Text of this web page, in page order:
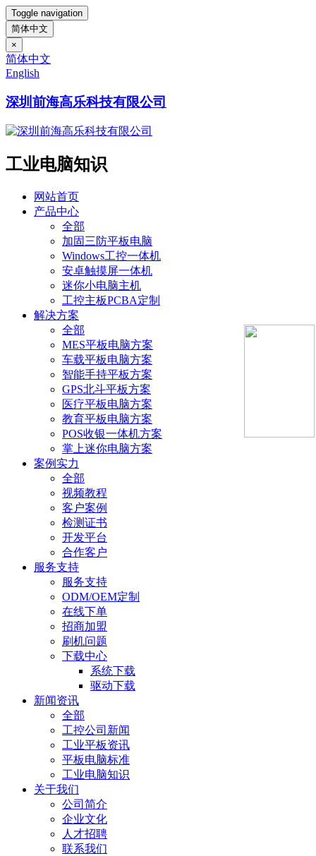
Toggle navigation
简体中文
×
简体中文
English
深圳前海高乐科技有限公司
工业电脑知识
网站首页
产品中心
全部
加固三防平板电脑
Windows工控一体机
安卓触摸屏一体机
迷你小电脑主机
工控主板PCBA定制
解决方案
全部
MES平板电脑方案
车载平板电脑方案
智能手持平板方案
GPS北斗平板方案
医疗平板电脑方案
教育平板电脑方案
POS收银一体机方案
掌上迷你电脑方案
案例实力
全部
视频教程
客户案例
检测证书
开发平台
合作客户
服务支持
服务支持
ODM/OEM定制
在线下单
招商加盟
刷机问题
下载中心
系统下载
驱动下载
新闻资讯
全部
工控公司新闻
工业平板资讯
平板电脑标准
工业电脑知识
关于我们
公司简介
企业文化
人才招聘
联系我们